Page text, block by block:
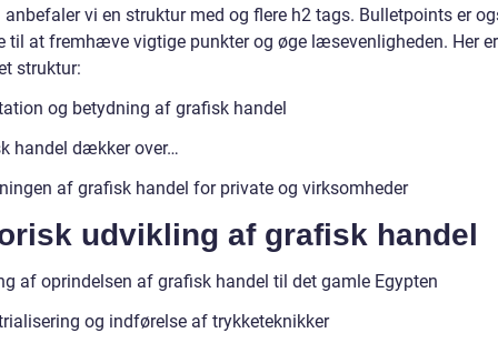
vi en struktur med og flere h2 tags. Bulletpoints er
til at fremhæve vigtige punkter og øge læsevenligheden. Her
struktur:
og betydning af grafisk handel
handel dækker over…
af grafisk handel for private og virksomheder
udvikling af grafisk handel
af oprindelsen af grafisk handel til det gamle Egypten
og indførelse af trykketeknikker